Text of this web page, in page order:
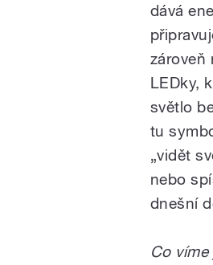
dává
zároveň
LEDky,
světlo
tu
„vidět
nebo
dnešní
Co